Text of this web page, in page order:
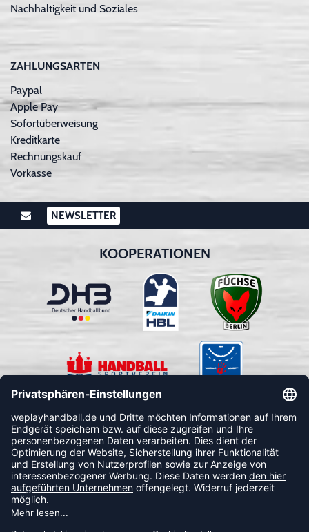
Nachhaltigkeit und Soziales
ZAHLUNGSARTEN
Paypal
Apple Pay
Sofortüberweisung
Kreditkarte
Rechnungskauf
Vorkasse
NEWSLETTER
KOOPERATIONEN
FOLLOW US